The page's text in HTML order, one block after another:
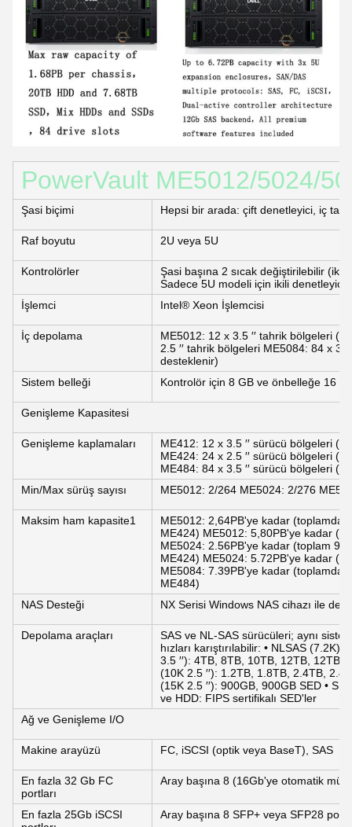
PowerVault ME5012/5024/
Şasi biçimi Hepsi bir arada: çift denetleyici, iç
Raf boyutu 2U veya 5U
Kontrolörler
Şasi başına 2 sıcak değiştirilebilir
Sadece 5U modeli için ikili denetleyici
İşlemci
Intel® Xeon İşlemcisi
İç depolama
ME5012: 12 x 3.5 ′′ tahrik bölgeleri
2.5 ′′ tahrik bölgeleri ME5084: 84 x 3.5
desteklenir)
Sistem belleği
Kontrolör için 8 GB ve önbelleğe 16
Genişleme Kapasitesi
Genişleme kaplamaları
ME412: 12 x 3.5 ′′ sürücü bölgeleri
ME424: 24 x 2.5 ′′ sürücü bölgeleri
ME484: 84 x 3.5 ′′ sürücü bölgeleri
Min/Max sürüş sayısı
ME5012: 2/264 ME5024: 2/276
Maksim ham kapasite1
ME5012: 2,64PB'ye kadar (toplamda
ME424) ME5012: 5,80PB'ye kadar
ME5024: 2.56PB'ye kadar (toplam 9
ME424) ME5024: 5.72PB'ye kadar
ME5084: 7.39PB'ye kadar (toplamda
ME484)
NAS Desteği
NX Serisi Windows NAS cihazı ile
Depolama araçları
SAS ve NL-SAS sürücüleri; aynı
hızları karıştırılabilir: • NLSAS (7.2K)
3.5 ′′): 4TB, 8TB, 10TB, 12TB, 12TB
(10K 2.5 ′′): 1.2TB, 1.8TB, 2.4TB,
(15K 2.5 ′′): 900GB, 900GB SED •
ve HDD: FIPS sertifikalı SED'ler
Ağ ve Genişleme I/O
Makine arayüzü FC, iSCSI (optik veya BaseT), SAS
En fazla 32 Gb FC
portları
Aray başına 8 (16Gb'ye otomatik
En fazla 25Gb iSCSI
Aray başına 8 SFP+ veya SFP28 portu